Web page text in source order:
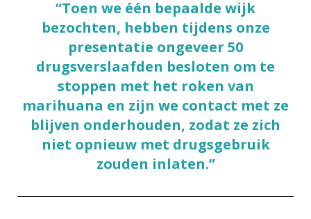
“Toen we één bepaalde wijk
bezochten, hebben tijdens onze
presentatie ongeveer 50
drugsverslaafden besloten om te
stoppen met het roken van
marihuana en zijn we contact met ze
blijven onderhouden, zodat ze zich
niet opnieuw met drugsgebruik
zouden inlaten.”